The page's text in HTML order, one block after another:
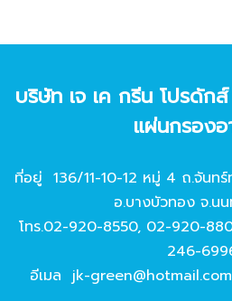
บริษัท เจ เค กรีน โปรดัก
แผ่นกรองอ
ที่อยู่ 136/11-10-12 หมู่ 4 ถ.จันท
อ.บางบัวทอง จ.นน
โทร.02-920-8550, 02-920-
246-
อีเมล jk-green@hotmail.com